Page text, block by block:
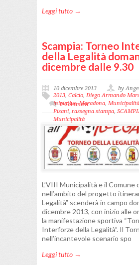
Leggi tutto →
Scampia: Torneo
della Legalità
dicembre dalle 9.30
10 dicembre 2013
by
2013, Calcio, Diego Armando
iniziative,Maradona, Municipalità
Pisani, rassegna stampa,
Municipalità
0 Comment
L’VIII Municipalità e il Comune
nell’ambito del progetto
Legalità” scenderà in campo
dicembre 2013, con inizio alle
la manifestazione sportiva
Interforze della Legalità”. Il
nell’incantevole scenario spo
Leggi tutto →